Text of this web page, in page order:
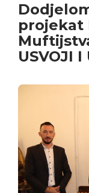
projekat
USVOJI I